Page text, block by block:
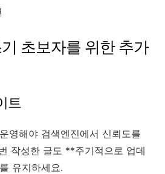
초보자를 위한 추가
트
영해야 검색엔진에서 신뢰도를
작성한 글도 **주기적으로 업데
유지하세요.